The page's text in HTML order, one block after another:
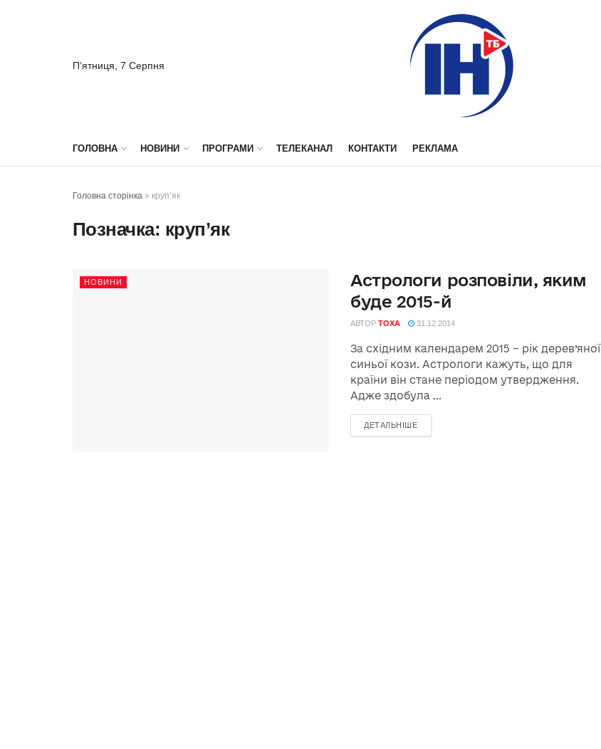
П’ятниця, 7 Серпня
ГОЛОВНА НОВИНИ ПРОГРАМИ ТЕЛЕКАНАЛ КОНТАКТИ РЕКЛАМА
Головна сторінка » круп’як
Позначка: круп’як
НОВИНИ
Астрологи розповіли, яким
буде 2015-й
АВТОР TOXA 31.12.2014
За східним календарем 2015 – рік дерев’яної
синьої кози. Астрологи кажуть, що для
країни він стане періодом утвердження.
Адже здобула ...
ДЕТАЛЬНІШЕ